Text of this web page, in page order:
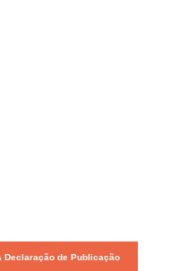
Declaração de Publicação